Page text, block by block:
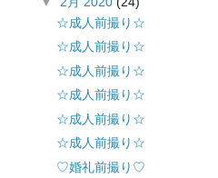
☆成人前撮り☆
☆成人前撮り☆
☆成人前撮り☆
☆成人前撮り☆
☆成人前撮り☆
☆成人前撮り☆
♡婚礼前撮り♡